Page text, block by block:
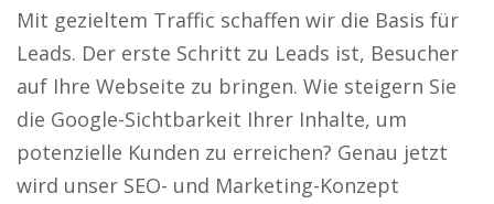
Mit gezieltem Traffic schaffen wir die Basis für
Leads. Der erste Schritt zu Leads ist, Besucher
auf Ihre Webseite zu bringen. Wie steigern Sie
die Google-Sichtbarkeit Ihrer Inhalte, um
potenzielle Kunden zu erreichen? Genau jetzt
wird unser SEO- und Marketing-Konzept